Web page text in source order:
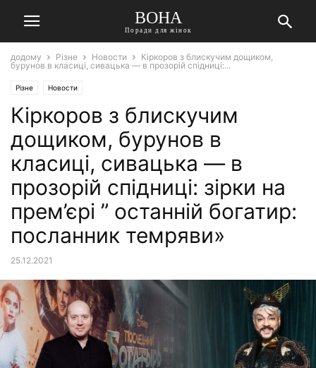
ВОНА
Поради для жінок
додому Різне Новости
Кіркоров з блискучим дощиком,
бурунов в класиці, сивацька — в прозорій спідниці:...
Різне Новости
Кіркоров з блискучим
дощиком, бурунов в
класиці, сивацька — в
прозорій спідниці: зірки на
прем’єрі ” останній богатир:
посланник темряви»
25.12.2021